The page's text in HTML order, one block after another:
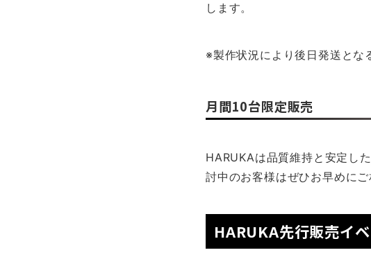
します。
※製作状況により後日発送とな
月間10台限定販売
HARUKAは品質維持と安定し
討中のお客様はぜひお早めにご
HARUKA先行販売イ